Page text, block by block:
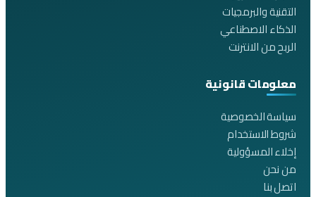
التقنية والبرمجيات
الذكاء الاصطناعي
الربح من الانترنت
معلومات قانونية
سياسة الخصوصية
شروط الاستخدام
إخلاء المسؤولية
من نحن
اتصل بنا